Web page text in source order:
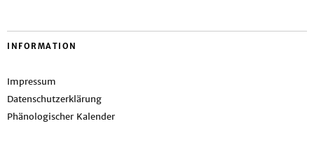
INFORMATION
Impressum
Datenschutzerklärung
Phänologischer Kalender